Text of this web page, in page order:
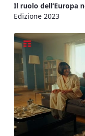
Il ruolo dell’Europa
Edizione 2023